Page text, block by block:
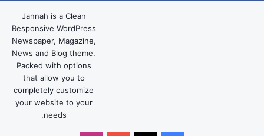
Jannah is a Clean
Responsive WordPress
Newspaper, Magazine,
News and Blog theme.
Packed with options
that allow you to
completely customize
your website to your
needs.